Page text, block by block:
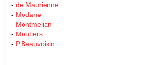
- de.Maurienne
- Modane
- Montmelian
- Moutiers
- P.Beauvoisin